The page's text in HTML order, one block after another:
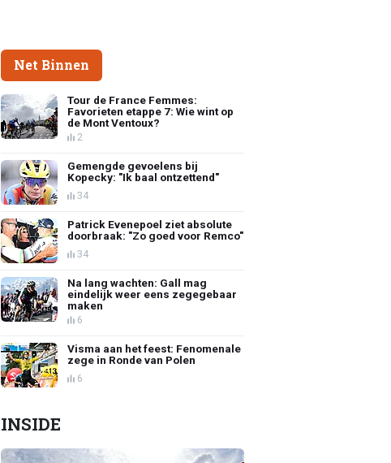
Net Binnen
Tour de France Femmes:
Favorieten etappe 7: Wie wint op
de Mont Ventoux?
2
Gemengde gevoelens bij
Kopecky: "Ik baal ontzettend"
34
Patrick Evenepoel ziet absolute
doorbraak: "Zo goed voor Remco"
34
Na lang wachten: Gall mag
eindelijk weer eens zegegebaar
maken
6
Visma aan het feest: Fenomenale
zege in Ronde van Polen
6
INSIDE